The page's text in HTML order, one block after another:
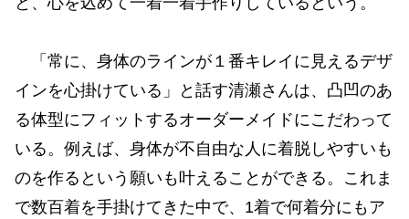
「常に、身体のラインが１番キレイに見えるデザ
インを心掛けている」と話す清瀬さんは、凸凹のあ
る体型にフィットするオーダーメイドにこだわって
いる。例えば、身体が不自由な人に着脱しやすいも
のを作るという願いも叶えることができる。これま
で数百着を手掛けてきた中で、1着で何着分にもア